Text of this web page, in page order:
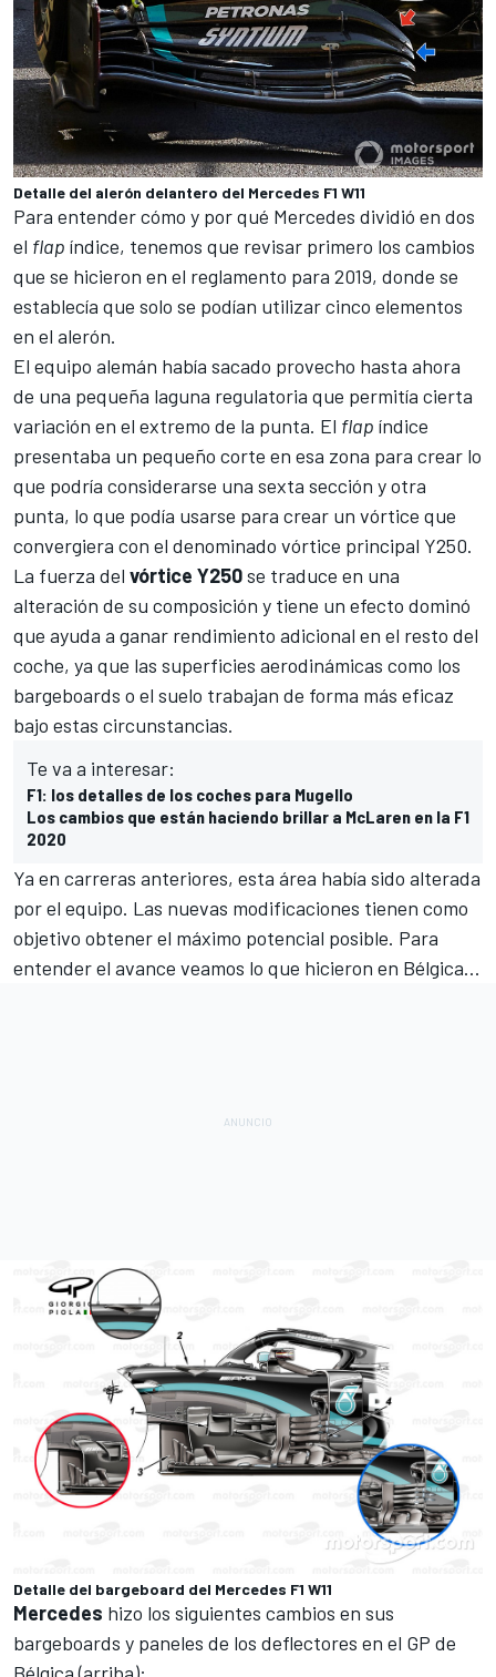
Detalle del alerón delantero del Mercedes F1 W11
Para entender cómo y por qué Mercedes dividió en dos
el flap índice, tenemos que revisar primero los cambios
que se hicieron en el reglamento para 2019, donde se
establecía que solo se podían utilizar cinco elementos
en el alerón.
El equipo alemán había sacado provecho hasta ahora
de una pequeña laguna regulatoria que permitía cierta
variación en el extremo de la punta. El flap índice
presentaba un pequeño corte en esa zona para crear lo
que podría considerarse una sexta sección y otra
punta, lo que podía usarse para crear un vórtice que
convergiera con el denominado vórtice principal Y250.
La fuerza del vórtice Y250se traduce en una
alteración de su composición y tiene un efecto dominó
que ayuda a ganar rendimiento adicional en el resto del
coche, ya que las superficies aerodinámicas como los
bargeboards o el suelo trabajan de forma más eficaz
bajo estas circunstancias.
Te va a interesar:
F1: los detalles de los coches para Mugello
Los cambios que están haciendo brillar a McLaren en la F1
2020
Ya en carreras anteriores, esta área había sido alterada
por el equipo. Las nuevas modificaciones tienen como
objetivo obtener el máximo potencial posible. Para
entender el avance veamos lo que hicieron en Bélgica...
Detalle del bargeboard del Mercedes F1 W11
Mercedes hizo los siguientes cambios en sus
bargeboards y paneles de los deflectores en el GP de
Bélgica (arriba):